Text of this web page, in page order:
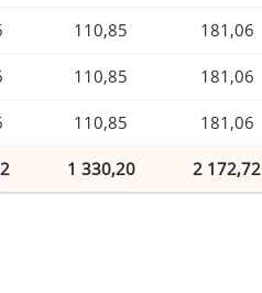
110,85 181,06
110,85 181,06
110,85 181,06
1 330,20 2 172,72